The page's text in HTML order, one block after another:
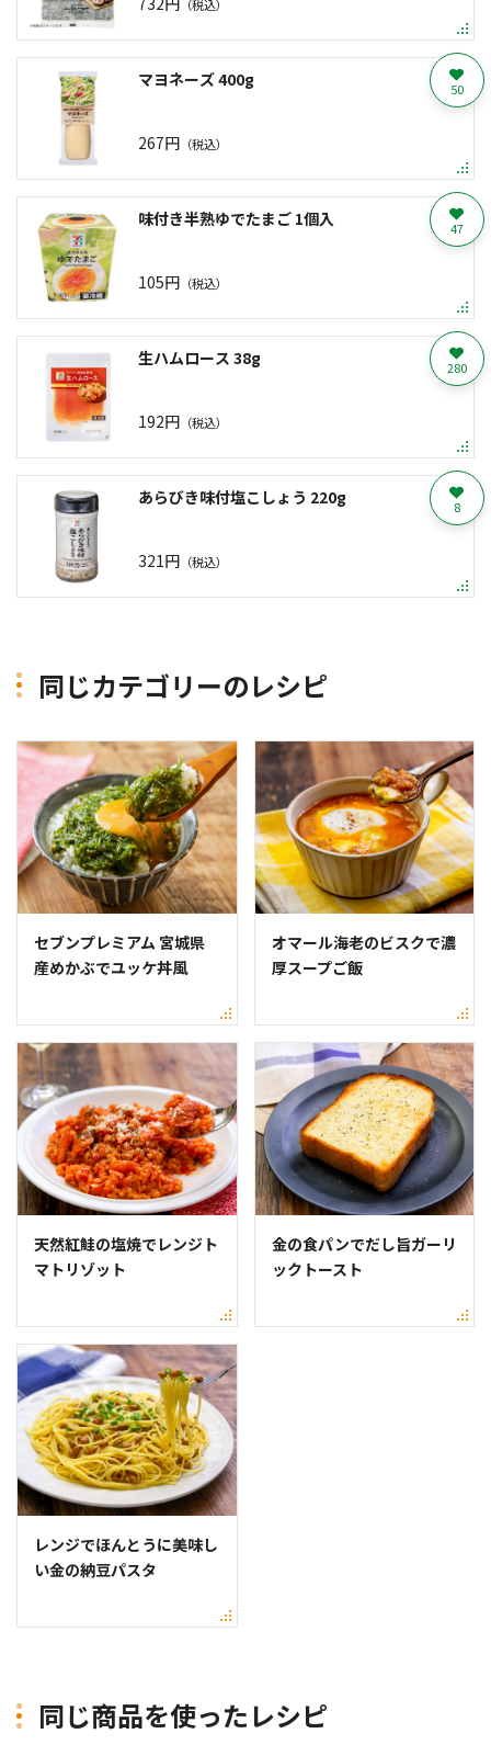
（税込）
マヨネーズ 400g
267円 （税込）
50
味付き半熟ゆでたまご 1個入
105円 （税込）
47
生ハムロース 38g
192円 （税込）
280
あらびき味付塩こしょう 220g
321円 （税込）
8
同じカテゴリーのレシピ
セブンプレミアム 宮城県
産めかぶでユッケ丼風
オマール海老のビスクで濃
厚スープご飯
天然紅鮭の塩焼でレンジト
マトリゾット
金の食パンでだし旨ガーリ
ックトースト
レンジでほんとうに美味し
い金の納豆パスタ
同じ商品を使ったレシピ